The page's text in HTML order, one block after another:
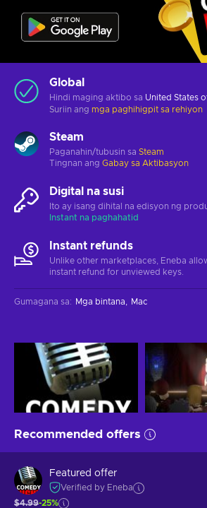
Global
Hindi maging aktibo sa United States
Suriin ang mga paghihigpit sa rehiyon
Steam
Paganahin/tubusin sa Steam
Tingnan ang Gabay sa Aktibasyon
Digital na susi
Ito ay isang dihital na edisyon ng
Instant na paghahatid
Instant refunds
Unlike other marketplaces, Eneba
instant refund for unviewed keys.
Gumagana sa: Mga bintana Mac
Recommended offers
Featured offer
Verified by Eneba
$4.99-25%